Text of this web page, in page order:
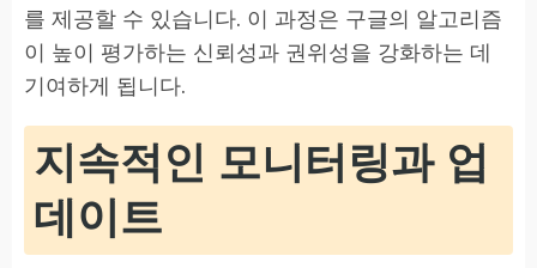
를 제공할 수 있습니다. 이 과정은 구글의 알고리즘
이 높이 평가하는 신뢰성과 권위성을 강화하는 데
기여하게 됩니다.
지속적인 모니터링과 업
데이트